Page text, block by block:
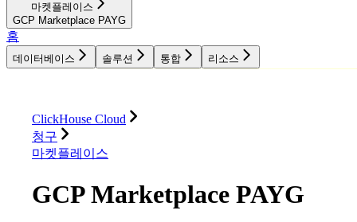
마켓플레이스
GCP Marketplace PAYG
홈
데이터베이스 솔루션 통합 리소스
ClickHouse Cloud
청구
마켓플레이스
GCP Marketplace PAYG